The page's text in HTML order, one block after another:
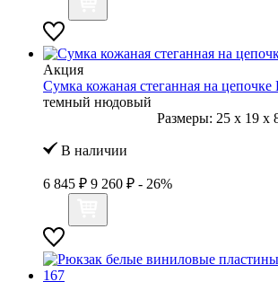
Акция
Сумка кожаная стеганная на
темный нюдовый
Размеры: 25 x 19 x
В наличии
6 845 ₽ 9 260 ₽ - 26%